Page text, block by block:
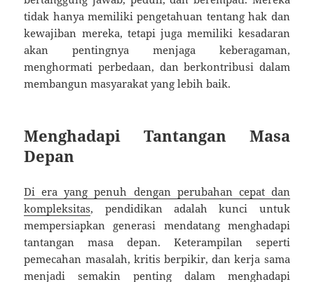
tidak hanya memiliki pengetahuan tentang hak dan
kewajiban mereka, tetapi juga memiliki kesadaran
akan pentingnya menjaga keberagaman,
menghormati perbedaan, dan berkontribusi dalam
membangun masyarakat yang lebih baik.
Menghadapi Tantangan Masa
Depan
Di era yang penuh dengan perubahan cepat dan
kompleksitas, pendidikan adalah kunci untuk
mempersiapkan generasi mendatang menghadapi
tantangan masa depan. Keterampilan seperti
pemecahan masalah, kritis berpikir, dan kerja sama
menjadi semakin penting dalam menghadapi